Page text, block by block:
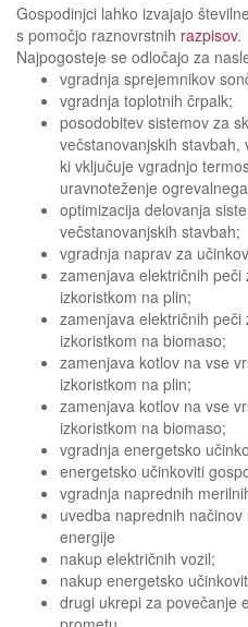
Gospodinjci lahko izvajajo
s pomočjo raznovrstnih razpisov.
Najpogosteje se odločajo za
vgradnja sprejemnikov
vgradnja toplotnih črpalk;
posodobitev sistemov za
večstanovanjskih stavbah,
ki vključuje vgradnjo
uravnoteženje
optimizacija delovanja
večstanovanjskih stavbah;
vgradnja naprav za
zamenjava električnih peči
izkoristkom na plin;
zamenjava električnih peči
izkoristkom na biomaso;
zamenjava kotlov na vse
izkoristkom na plin;
zamenjava kotlov na vse
izkoristkom na biomaso;
vgradnja energetsko
energetsko učinkoviti
vgradnja naprednih
uvedba naprednih
energije
nakup električnih vozil;
nakup energetsko
drugi ukrepi za povečanje